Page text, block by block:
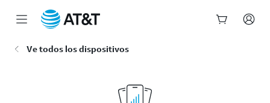
Ve todos los dispositivos